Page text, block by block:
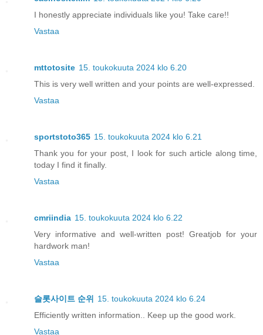
I honestly appreciate individuals like you! Take care!!
Vastaa
mttotosite 15. toukokuuta 2024 klo 6.20
This is very well written and your points are well-expressed.
Vastaa
sportstoto365 15. toukokuuta 2024 klo 6.21
Thank you for your post, I look for such article along time,
today I find it finally.
Vastaa
cmriindia 15. toukokuuta 2024 klo 6.22
Very informative and well-written post! Greatjob for your
hardwork man!
Vastaa
슬롯사이트 순위
15. toukokuuta 2024 klo 6.24
Efficiently written information.. Keep up the good work.
Vastaa